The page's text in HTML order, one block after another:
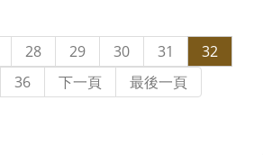
28 29 30 31
32
36 下一頁 最後一頁